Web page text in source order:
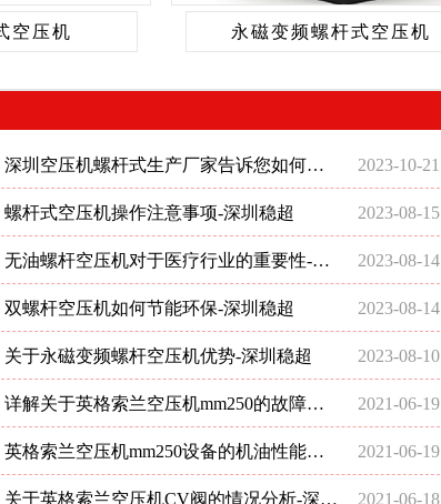
空压机 永磁变频螺杆式空压机
深圳空压机螺杆式生产厂家告诉您如何选
择空压机
2023-10-21
螺杆式空压机操作注意事项-深圳稳超 2023-08-15
无油螺杆空压机对于医疗行业的重要性-深
圳稳超
2023-08-14
双螺杆空压机如何节能环保-深圳稳超 2023-08-14
关于永磁变频螺杆空压机优势-深圳稳超 2023-08-10
详解关于英格索兰空压机mm250的故障问
题-深圳稳超
2021-06-19
英格索兰空压机mm250设备的机油性能分
析-深圳稳超
2021-06-19
关于英格索兰空压机CV阀的情况分析-深圳 2021-06-18